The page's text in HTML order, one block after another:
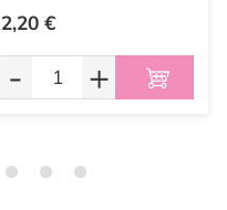
2,20 €
- +